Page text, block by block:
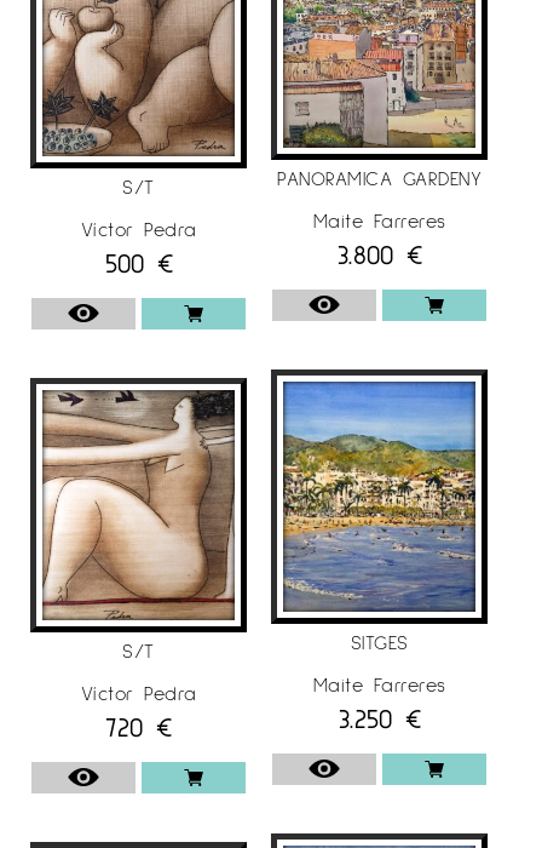
S/T
Víctor Pedra
500 €
S/T
Víctor Pedra
720 €
PANORAMICA GARDENY
Maite Farreres
3.800 €
SITGES
Maite Farreres
3.250 €